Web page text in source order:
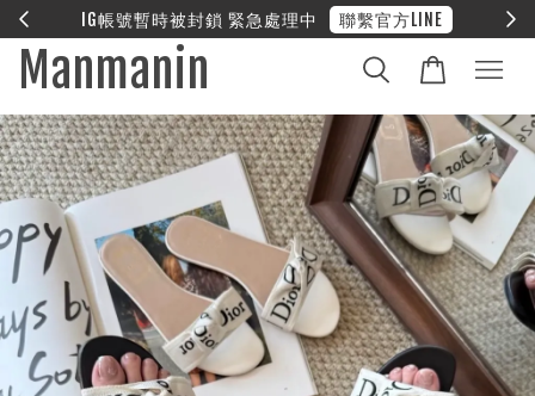
❤︎ 全館滿兩萬享免運
Manmanin